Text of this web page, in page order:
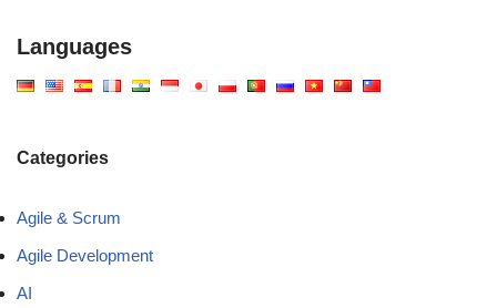
Languages
Categories
Agile & Scrum
Agile Development
AI